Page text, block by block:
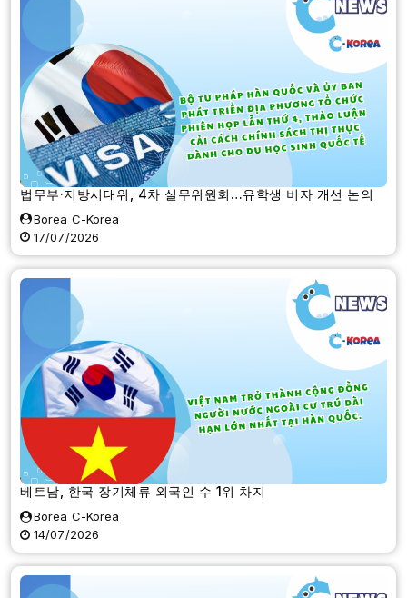
법무부·지방시대위, 4차 실무위원회…유학생 비자 개선 논의
Borea C-Korea
17/07/2026
베트남, 한국 장기체류 외국인 수 1위 차지
Borea C-Korea
14/07/2026